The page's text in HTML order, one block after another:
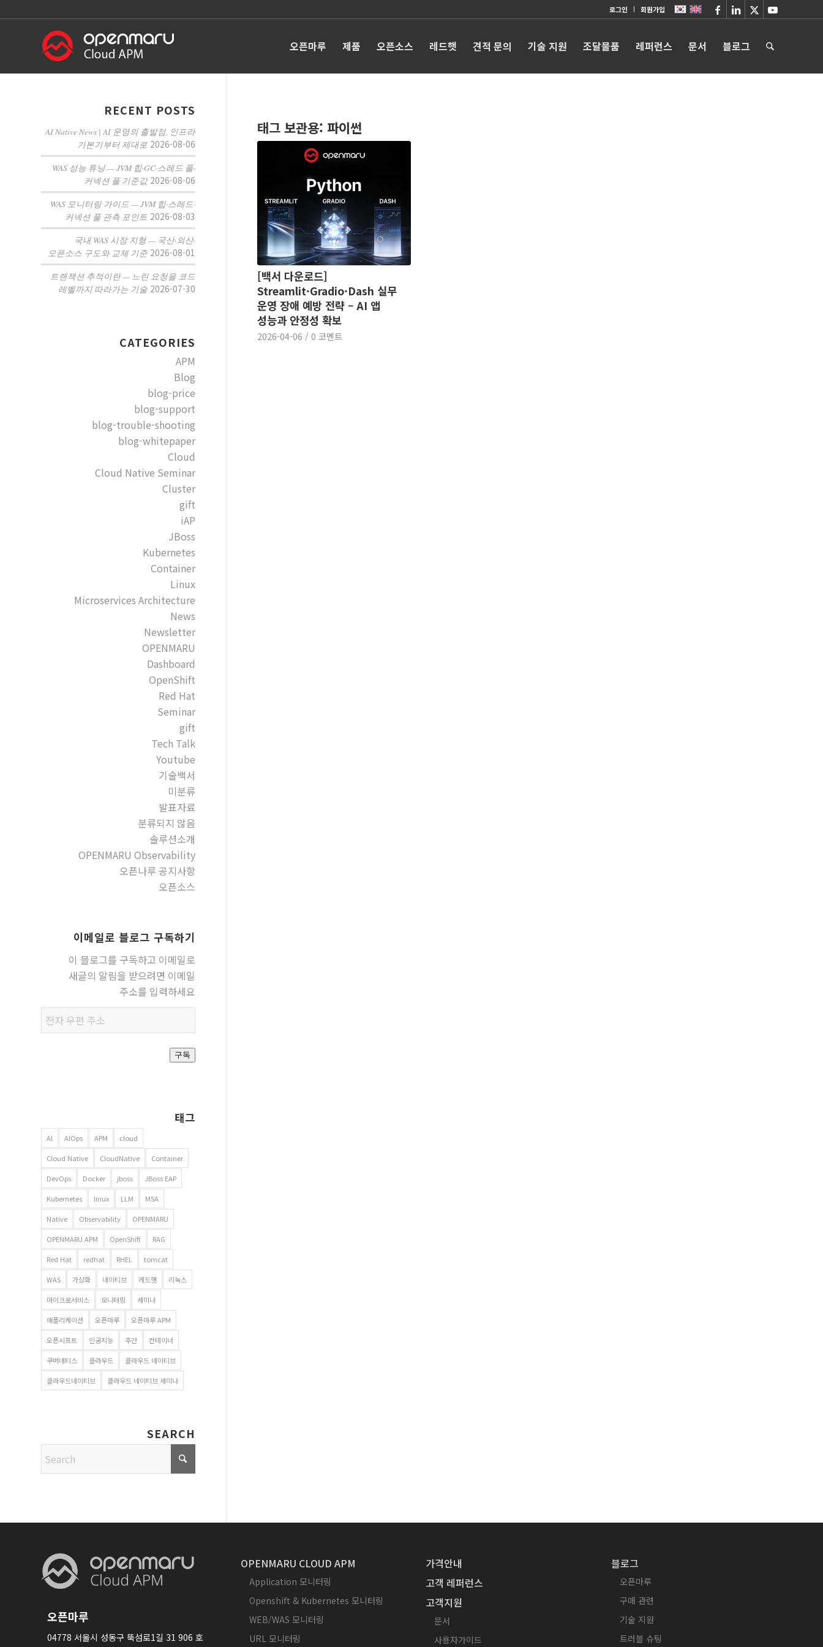
로그인 회원가입
오픈마루 제품 오픈소스 레드햇 견적 문의 기술 지원 조달물품 레퍼런스 문서 블로그
태그 보관용: 파이썬
[백서 다운로드]
Streamlit·Gradio·Dash 실무
운영 장애 예방 전략 – AI 앱
성능과 안정성 확보
2026-04-06 / 0 코멘트
RECENT POSTS
AI Native News | AI 운영의 출발점, 인프라
기본기부터 제대로 2026-08-06
WAS 성능 튜닝 — JVM 힙·GC·스레드 풀·
커넥션 풀 기준값 2026-08-06
WAS 모니터링 가이드 — JVM 힙·스레드·
커넥션 풀 관측 포인트 2026-08-03
국내 WAS 시장 지형 — 국산·외산·
오픈소스 구도와 교체 기준 2026-08-01
트랜잭션 추적이란 — 느린 요청을 코드
레벨까지 따라가는 기술 2026-07-30
CATEGORIES
APM
Blog
blog-price
blog-support
blog-trouble-shooting
blog-whitepaper
Cloud
Cloud Native Seminar
Cluster
gift
iAP
JBoss
Kubernetes
Container
Linux
Microservices Architecture
News
Newsletter
OPENMARU
Dashboard
OpenShift
Red Hat
Seminar
gift
Tech Talk
Youtube
기술백서
미분류
발표자료
분류되지 않음
솔루션소개
OPENMARU Observability
오픈나루 공지사항
오픈소스
이메일로 블로그 구독하기
이 블로그를 구독하고 이메일로
새글의 알림을 받으려면 이메일
주소를 입력하세요
우편
주소
구독
태그
AI AIOps APM cloud
Cloud Native CloudNative Container
DevOps Docker jboss JBoss EAP
Kubernetes linux LLM MSA
Native Observability OPENMARU
OPENMARU APM OpenShift RAG
Red Hat redhat RHEL tomcat
WAS 가상화 네이티브 레드햇 리눅스
마이크로서비스 모니터링 세미나
애플리케이션 오픈마루 오픈마루 APM
오픈시프트 인공지능 주간 컨테이너
쿠버네티스 클라우드 클라우드 네이티브
클라우드네이티브 클라우드 네이티브 세미나
SEARCH
오픈마루
04778 서울시 성동구 뚝섬로1길 31 906 호
OPENMARU CLOUD APM
Application 모니터링
Openshift & Kubernetes 모니터링
WEB/WAS 모니터링
URL 모니터링
가격안내
고객 레퍼런스
고객지원
문서
사용자가이드
블로그
오픈마루
구매 관련
기술 지원
트러블 슈팅